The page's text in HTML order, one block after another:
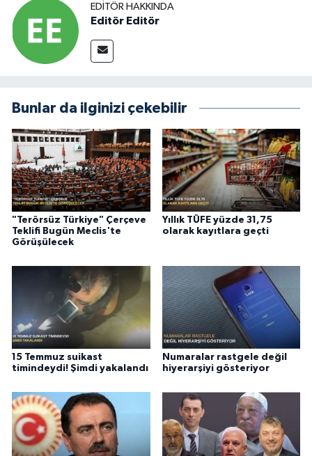
EDITÖR HAKKINDA
Editör Editör
Bunlar da ilginizi çekebilir
"Terörsüz Türkiye" Çerçeve
Teklifi Bugün Meclis'te
Görüşülecek
Yıllık TÜFE yüzde 31,75
olarak kayıtlara geçti
15 Temmuz suikast
timindeydi! Şimdi yakalandı
Numaralar rastgele değil
hiyerarşiyi gösteriyor